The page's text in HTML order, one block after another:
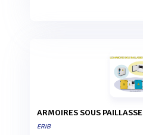
ARMOIRES SOUS PAILLASSE
ERIB